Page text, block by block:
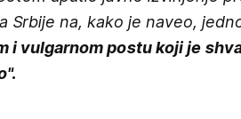
Srbije na, kako je naveo,
i vulgarnom postu koji je